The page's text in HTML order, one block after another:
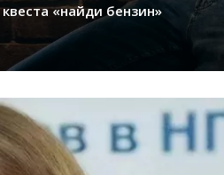
«найди бензин»